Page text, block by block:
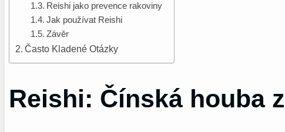
Reishi jako prevence rakoviny
Jak používat Reishi
Závěr
Často Kladené Otázky
Reishi: Čínská houba